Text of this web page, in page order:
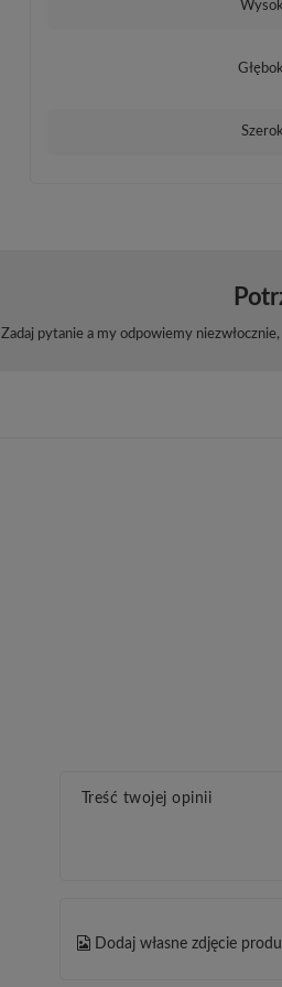
Zadaj pytanie a my odpowiemy
Treść twojej opinii
Dodaj własne zdjęcie